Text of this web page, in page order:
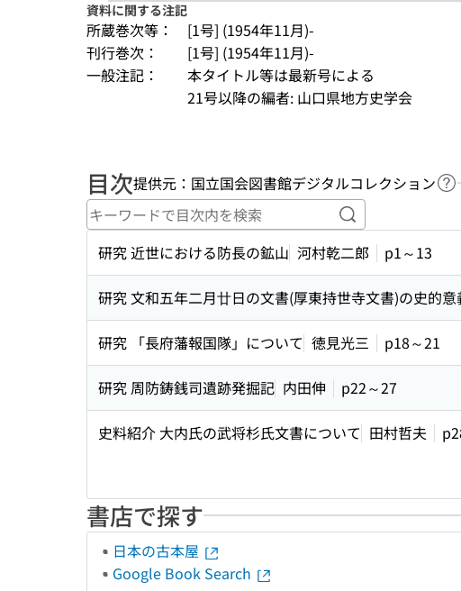
資料に関する注記
所蔵巻次等：
[1号] (1954年11月)-
刊行巻次：
[1号] (1954年11月)-
一般注記：
本タイトル等は最新号による
21号以降の編者: 山口県地方史学会
目次提供元：国立国会図書館デジタルコレクション
キーワードで目次
研究 近世における防長の鉱山 河村乾二郎 p1～13
研究 文和五年二月廿日の文書(厚東持世寺文書)の史的意
研究 「長府藩報国隊」について 徳見光三 p18～21
研究 周防鋳銭司遺跡発掘記 内田伸 p22～27
史料紹介 大内氏の武将杉氏文書について 田村哲夫
書店で探す
日本の古本屋
Google Book Search